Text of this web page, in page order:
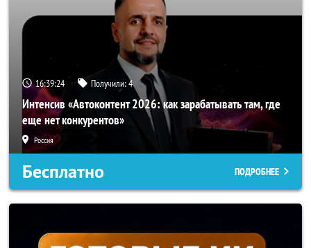
16:39:21 Получили:4
Интенсив «Автоконтент 2026: как зарабатывать там, где
еще нет конкурентов»
Россия
Бесплатно ПОДРОБНЕЕ